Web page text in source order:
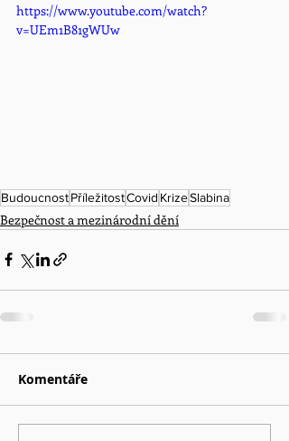
https://www.youtube.com/watch?
v=UEm1B81gWUw
BudoucnostPříležitostCovid KrizeSlabina
Bezpečnost a mezinárodní dění
Komentáře